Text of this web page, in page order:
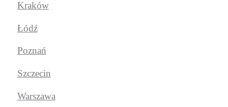
Kraków
Łódź
Poznań
Szczecin
Warszawa